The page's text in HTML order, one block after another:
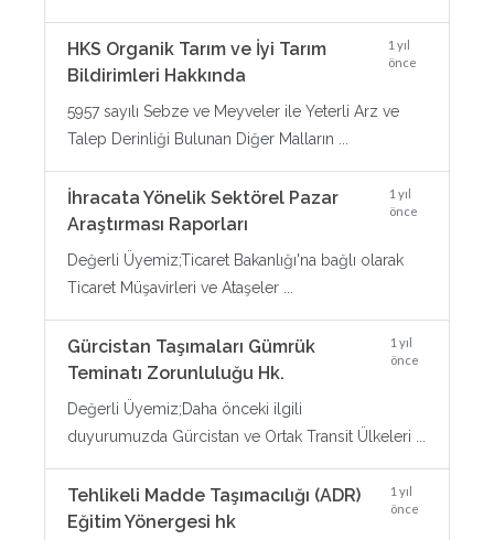
HKS Organik Tarım ve İyi Tarım
Bildirimleri Hakkında
1 yıl
önce
5957 sayılı Sebze ve Meyveler ile Yeterli Arz ve
Talep Derinliği Bulunan Diğer Malların ...
İhracata Yönelik Sektörel Pazar
Araştırması Raporları
1 yıl
önce
Değerli Üyemiz;Ticaret Bakanlığı'na bağlı olarak
Ticaret Müşavirleri ve Ataşeler ...
Gürcistan Taşımaları Gümrük
Teminatı Zorunluluğu Hk.
1 yıl
önce
Değerli Üyemiz;Daha önceki ilgili
duyurumuzda Gürcistan ve Ortak Transit Ülkeleri ...
Tehlikeli Madde Taşımacılığı (ADR)
Eğitim Yönergesi hk
1 yıl
önce